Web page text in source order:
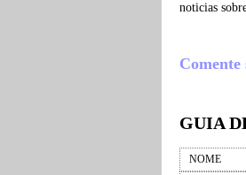
noticias
GUIA
NOME